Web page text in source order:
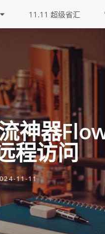
11.11 超级省汇
神器
程访问
11-11